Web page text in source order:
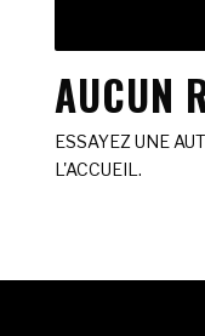
AUCUN
ESSAYEZ UNE
L'ACCUEIL.